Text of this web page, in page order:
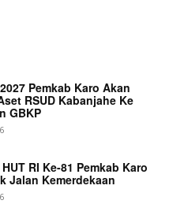
Pemkab Karo Akan
RSUD Kabanjahe Ke
GBKP
RI Ke-81 Pemkab Karo
Jalan Kemerdekaan